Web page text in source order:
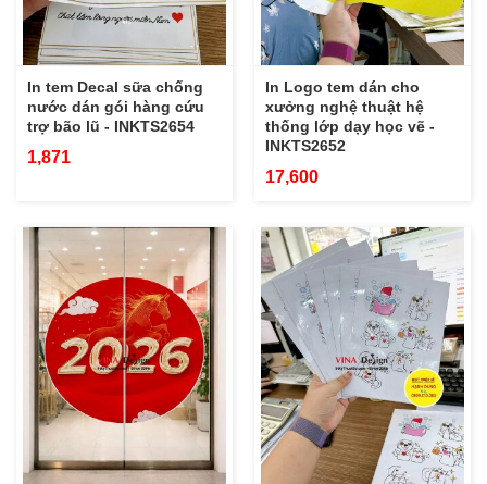
In tem Decal sữa chống
nước dán gói hàng cứu
trợ bão lũ - INKTS2654
1,871
In Logo tem dán cho
xưởng nghệ thuật hệ
thống lớp dạy học vẽ -
INKTS2652
17,600